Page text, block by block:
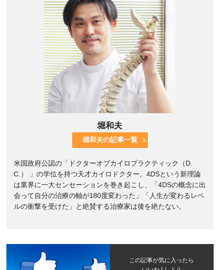
堀和夫
堀和夫の記事一覧
米国政府公認の「ドクターオブカイロプラクティック（D.
C.） 」の学位を持つ天才カイロドクター。4DSという新理論
は業界に一大センセーションを巻き起こし、「4DSの概念に出
会って自分の治療の軸が180度変わった」「人生が変わるレベ
ルの衝撃を受けた」と絶賛する治療家は後を絶たない。
この記事が気に入ったら